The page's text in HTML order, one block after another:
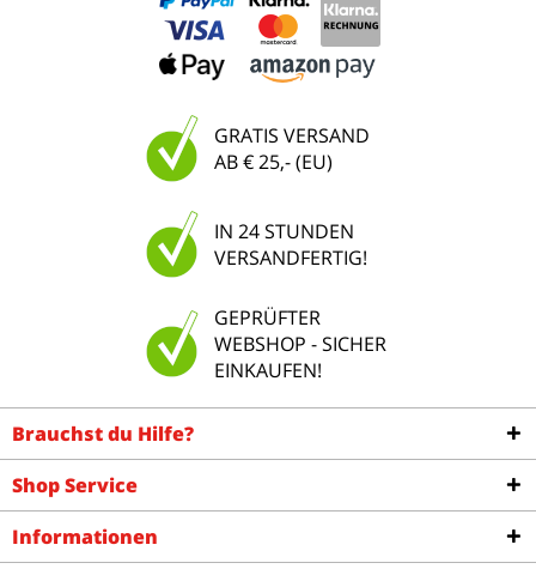
GRATIS VERSAND
AB € 25,- (EU)
IN 24 STUNDEN
VERSANDFERTIG!
GEPRÜFTER
WEBSHOP - SICHER
EINKAUFEN!
Brauchst du Hilfe?
Shop Service
Informationen